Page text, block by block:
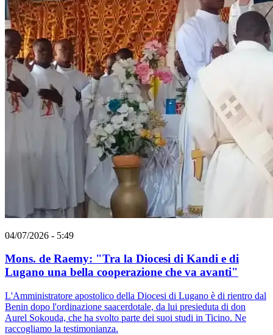
04/07/2026 - 5:49
Mons. de Raemy: "Tra la Diocesi di Kandi e di
Lugano una bella cooperazione che va avanti"
L'Amministratore apostolico della Diocesi di Lugano è di rientro dal
Benin dopo l'ordinazione saacerdotale, da lui presieduta di don
Aurel Sokouda, che ha svolto parte dei suoi studi in Ticino. Ne
raccogliamo la testimonianza.